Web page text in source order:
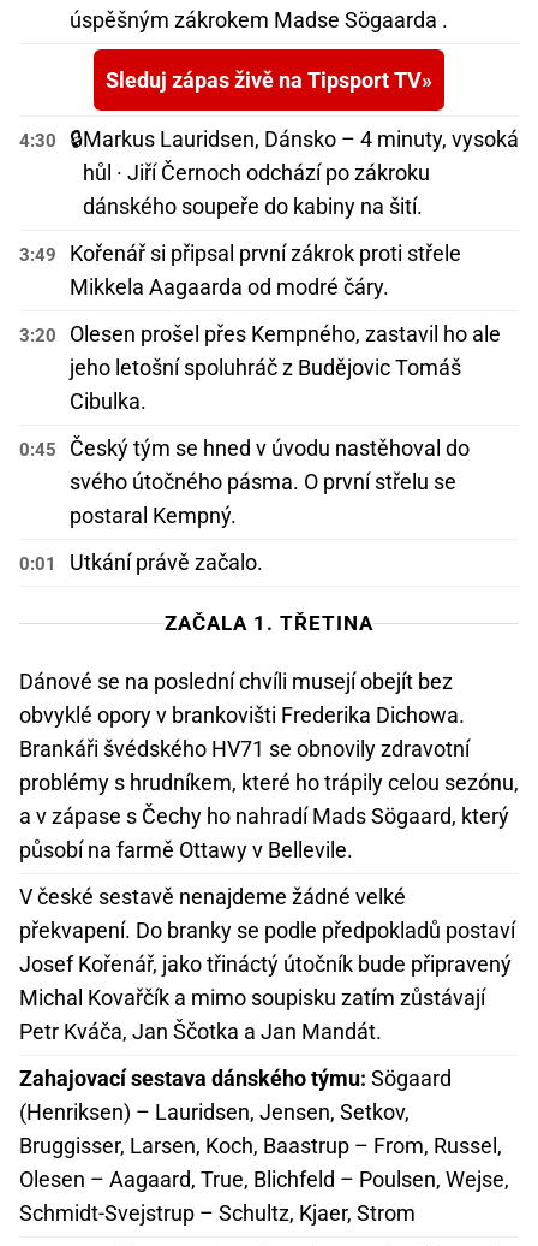
úspěšným zákrokem Madse Sögaarda .
Sleduj zápas živě na Tipsport TV
4:30 🔒Markus Lauridsen, Dánsko – 4 minuty, vysoká
hůl · Jiří Černoch odchází po zákroku
dánského soupeře do kabiny na šití.
3:49
Kořenář si připsal první zákrok proti střele
Mikkela Aagaarda od modré čáry.
3:20
Olesen prošel přes Kempného, zastavil ho ale
jeho letošní spoluhráč z Budějovic Tomáš
Cibulka.
0:45
Český tým se hned v úvodu nastěhoval do
svého útočného pásma. O první střelu se
postaral Kempný.
0:01 Utkání právě začalo.
ZAČALA 1. TŘETINA
Dánové se na poslední chvíli musejí obejít bez
obvyklé opory v brankovišti Frederika Dichowa.
Brankáři švédského HV71 se obnovily zdravotní
problémy s hrudníkem, které ho trápily celou sezónu,
a v zápase s Čechy ho nahradí Mads Sögaard, který
působí na farmě Ottawy v Bellevile.
V české sestavě nenajdeme žádné velké
překvapení. Do branky se podle předpokladů postaví
Josef Kořenář, jako třináctý útočník bude připravený
Michal Kovařčík a mimo soupisku zatím zůstávají
Petr Kváča, Jan Ščotka a Jan Mandát.
Zahajovací sestava dánského týmu: Sögaard
(Henriksen) – Lauridsen, Jensen, Setkov,
Bruggisser, Larsen, Koch, Baastrup – From, Russel,
Olesen – Aagaard, True, Blichfeld – Poulsen, Wejse,
Schmidt-Svejstrup – Schultz, Kjaer, Strom